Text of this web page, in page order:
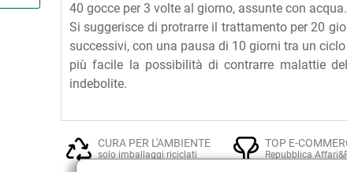
40 gocce per 3 volte al giorno, assunte con acqua.
Si suggerisce di protrarre il trattamento per 20
successivi, con una pausa di 10 giorni tra un
più facile la possibilità di contrarre malattie
indebolite.
CURA PER L'AMBIENTE
solo imballaggi riciclati
TOP E-
Repubblica